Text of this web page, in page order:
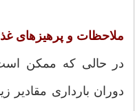
ملاحظات و پرهیزهای
در حالی که ممکن
دوران بارداری مقادیر